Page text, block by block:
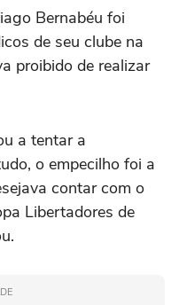
Bernabéu foi
de seu clube na
proibido de realizar
a tentar a
o empecilho foi a
contar com o
Libertadores de